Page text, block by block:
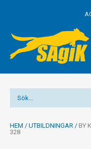
HEM / UTBILDNINGAR / BY
328